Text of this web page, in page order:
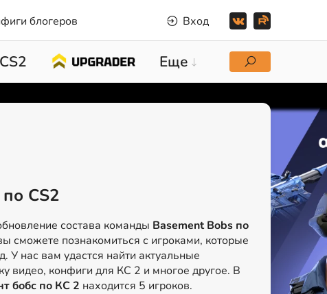
блогеров Вход
Еще
CS2
состава команды Basement Bobs по
сможете познакомиться с игроками, которые
У нас вам удастся найти актуальные
видео, конфиги для КС 2 и многое другое. В
бобс по КС 2 находится 5 игроков.